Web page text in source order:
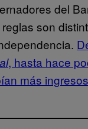
del
son
, hasta hace
más